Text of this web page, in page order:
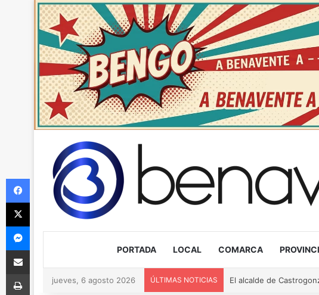
PORTADA LOCAL COMARCA
jueves, 6 agosto 2026 ÚLTIMAS NOTICIAS
Facebook
X
Messenger
Compartir via Email